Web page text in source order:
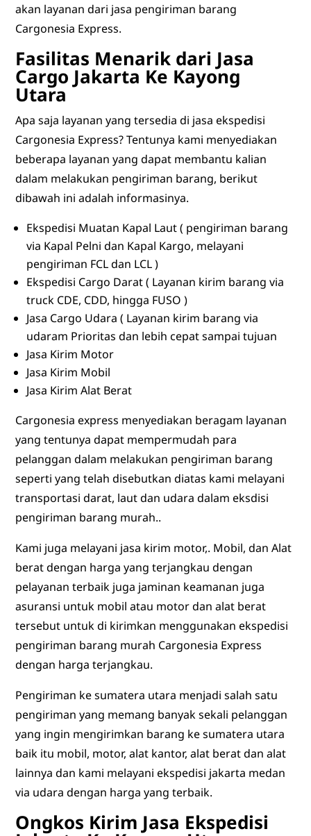
akan layanan dari jasa pengiriman barang
Cargonesia Express.
Fasilitas Menarik dari Jasa
Cargo Jakarta Ke Kayong
Utara
Apa saja layanan yang tersedia di jasa ekspedisi
Cargonesia Express? Tentunya kami menyediakan
beberapa layanan yang dapat membantu kalian
dalam melakukan pengiriman barang, berikut
dibawah ini adalah informasinya.
Ekspedisi Muatan Kapal Laut ( pengiriman barang
via Kapal Pelni dan Kapal Kargo, melayani
pengiriman FCL dan LCL )
Ekspedisi Cargo Darat ( Layanan kirim barang via
truck CDE, CDD, hingga FUSO )
Jasa Cargo Udara ( Layanan kirim barang via
udaram Prioritas dan lebih cepat sampai tujuan
Jasa Kirim Motor
Jasa Kirim Mobil
Jasa Kirim Alat Berat
Cargonesia express menyediakan beragam layanan
yang tentunya dapat mempermudah para
pelanggan dalam melakukan pengiriman barang
seperti yang telah disebutkan diatas kami melayani
transportasi darat, laut dan udara dalam eksdisi
pengiriman barang murah..
Kami juga melayani jasa kirim motor,. Mobil, dan Alat
berat dengan harga yang terjangkau dengan
pelayanan terbaik juga jaminan keamanan juga
asuransi untuk mobil atau motor dan alat berat
tersebut untuk di kirimkan menggunakan ekspedisi
pengiriman barang murah Cargonesia Express
dengan harga terjangkau.
Pengiriman ke sumatera utara menjadi salah satu
pengiriman yang memang banyak sekali pelanggan
yang ingin mengirimkan barang ke sumatera utara
baik itu mobil, motor, alat kantor, alat berat dan alat
lainnya dan kami melayani ekspedisi jakarta medan
via udara dengan harga yang terbaik.
Ongkos Kirim Jasa Ekspedisi